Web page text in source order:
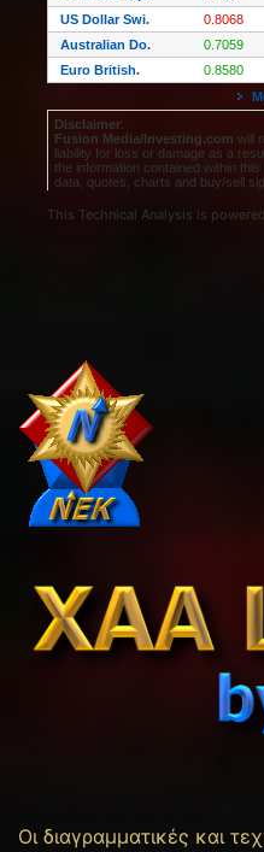
This Technical Analysis is
Οι διαγραμματικές και